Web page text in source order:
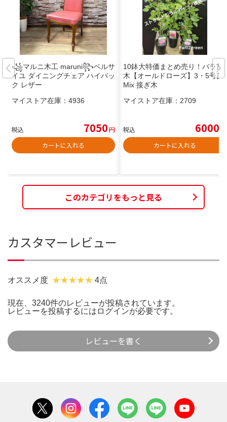
꧁マルニ木工 maruni꧂ベルサ
イユ ダイニングチェア ハイバッ
ク レザー
マイストア在庫： 4936
税込 7050円
カートに入れる
10鉢大特価まとめ売り！バラ苗
木【オールドローズ】3・5号苗
Mix 接ぎ木
マイストア在庫： 2709
税込 6000
カートに入れる
このカテゴリをもっと見る
カスタマーレビュー
オススメ度 4点
現在、3240件のレビューが投稿されています。
レビューを投稿するには ログインが必要です。
レビューを書く